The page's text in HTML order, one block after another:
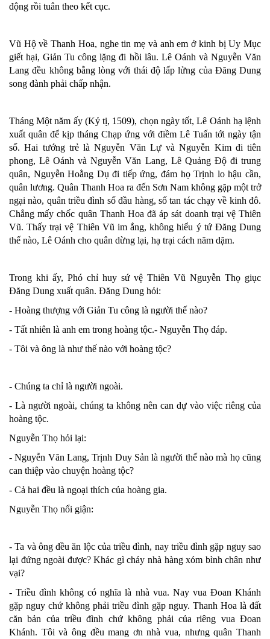
động rồi tuân theo kết cục.
Vũ Hộ về Thanh Hoa, nghe tin mẹ và anh em ở kinh bị Uy Mục
giết hại, Giản Tu công lặng đi hồi lâu. Lê Oánh và Nguyễn Văn
Lang đều không bằng lòng với thái độ lấp lửng của Đăng Dung
song đành phải chấp nhận.
Tháng Một năm ấy (Kỷ tị, 1509), chọn ngày tốt, Lê Oánh hạ lệnh
xuất quân để kịp tháng Chạp ứng với điềm Lê Tuấn tới ngày tận
số. Hai tướng trẻ là Nguyễn Văn Lự và Nguyễn Kim đi tiên
phong, Lê Oánh và Nguyễn Văn Lang, Lê Quảng Độ đi trung
quân, Nguyễn Hoằng Dụ đi tiếp ứng, đám họ Trịnh lo hậu cần,
quân lương. Quân Thanh Hoa ra đến Sơn Nam không gặp một trở
ngại nào, quân triều đình số đầu hàng, số tan tác chạy về kinh đô.
Chẳng mấy chốc quân Thanh Hoa đã áp sát doanh trại vệ Thiên
Vũ. Thấy trại vệ Thiên Vũ im ắng, không hiểu ý tứ Đăng Dung
thế nào, Lê Oánh cho quân dừng lại, hạ trại cách năm dặm.
Trong khi ấy, Phó chỉ huy sứ vệ Thiên Vũ Nguyễn Thọ giục
Đăng Dung xuất quân. Đăng Dung hỏi:
- Hoàng thượng với Giản Tu công là người thế nào?
- Tất nhiên là anh em trong hoàng tộc.- Nguyễn Thọ đáp.
- Tôi và ông là như thế nào với hoàng tộc?
- Chúng ta chỉ là người ngoài.
- Là người ngoài, chúng ta không nên can dự vào việc riêng của
hoàng tộc.
Nguyễn Thọ hỏi lại:
- Nguyễn Văn Lang, Trịnh Duy Sản là người thế nào mà họ cũng
can thiệp vào chuyện hoàng tộc?
- Cả hai đều là ngoại thích của hoàng gia.
Nguyễn Thọ nổi giận:
- Ta và ông đều ăn lộc của triều đình, nay triều đình gặp nguy sao
lại đứng ngoài được? Khác gì cháy nhà hàng xóm bình chân như
vại?
- Triều đình không có nghĩa là nhà vua. Nay vua Đoan Khánh
gặp nguy chứ không phải triều đình gặp nguy. Thanh Hoa là đất
căn bản của triều đình chứ không phải của riêng vua Đoan
Khánh. Tôi và ông đều mang ơn nhà vua, nhưng quân Thanh